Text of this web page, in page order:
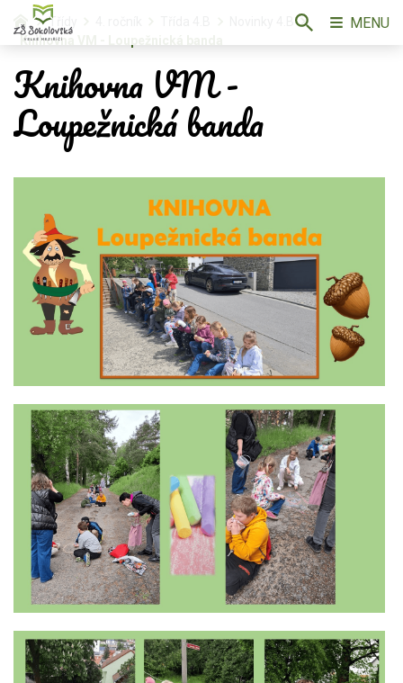
Třídy
Knihovna VM - Loupežnická banda
Knihovna VM -
Loupežnická banda
MENU